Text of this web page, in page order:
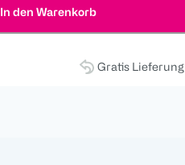
In den Warenkorb
Gratis